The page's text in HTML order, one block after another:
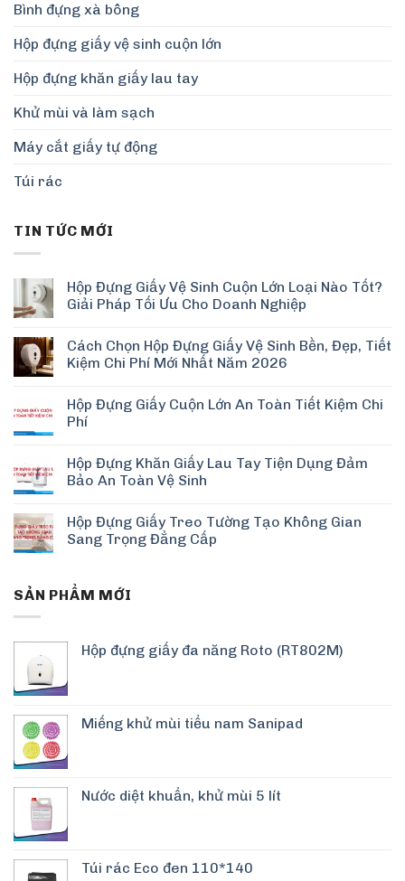
Bình đựng xà bông
Hộp đựng giấy vệ sinh cuộn lớn
Hộp đựng khăn giấy lau tay
Khử mùi và làm sạch
Máy cắt giấy tự động
Túi rác
TIN TỨC MỚI
Hộp Đựng Giấy Vệ Sinh Cuộn Lớn Loại Nào Tốt?
Giải Pháp Tối Ưu Cho Doanh Nghiệp
Cách Chọn Hộp Đựng Giấy Vệ Sinh Bền, Đẹp, Tiết
Kiệm Chi Phí Mới Nhất Năm 2026
Hộp Đựng Giấy Cuộn Lớn An Toàn Tiết Kiệm Chi
Phí
Hộp Đựng Khăn Giấy Lau Tay Tiện Dụng Đảm
Bảo An Toàn Vệ Sinh
Hộp Đựng Giấy Treo Tường Tạo Không Gian
Sang Trọng Đẳng Cấp
SẢN PHẨM MỚI
Hộp đựng giấy đa năng Roto (RT802M)
Miếng khử mùi tiểu nam Sanipad
Nước diệt khuẩn, khử mùi 5 lít
Túi rác Eco đen 110*140